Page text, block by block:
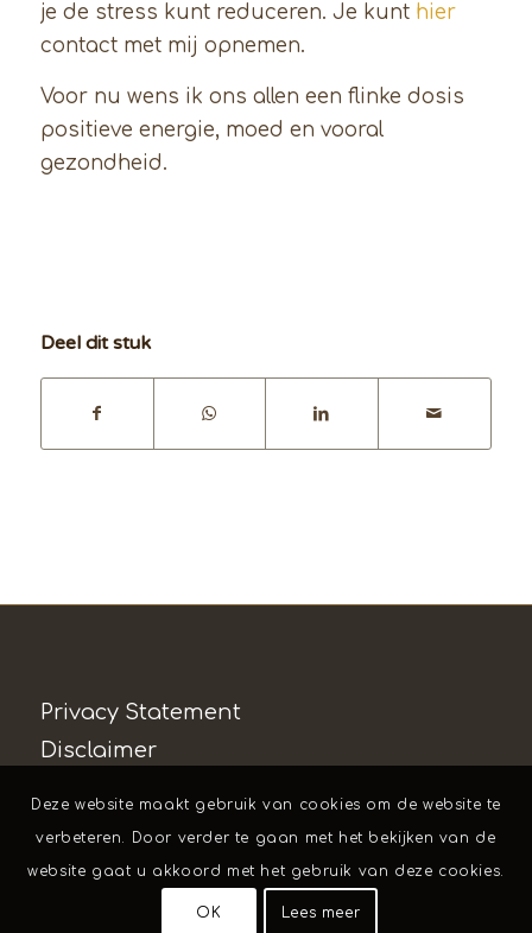
je de stress kunt reduceren. Je kunt hier
contact met mij opnemen.
Voor nu wens ik ons allen een flinke dosis
positieve energie, moed en vooral
gezondheid.
Deel dit stuk
Privacy Statement
Disclaimer
Deze website maakt gebruik van cookies om de website te
verbeteren. Door verder te gaan met het bekijken van de
website gaat u akkoord met het gebruik van deze cookies.
OK Lees meer